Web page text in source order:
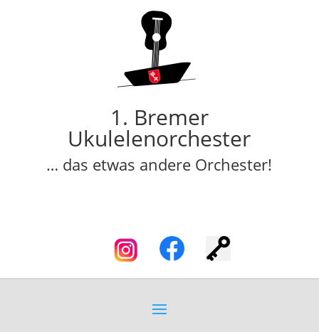
1. Bremer
Ukulelenorchester
… das etwas andere Orchester!